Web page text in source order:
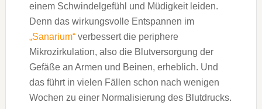
einem Schwindelgefühl und Müdigkeit leiden.
Denn das wirkungsvolle Entspannen im
„Sanarium“verbessert die periphere
Mikrozirkulation, also die Blutversorgung der
Gefäße an Armen und Beinen, erheblich. Und
das führt in vielen Fällen schon nach wenigen
Wochen zu einer Normalisierung des Blutdrucks.